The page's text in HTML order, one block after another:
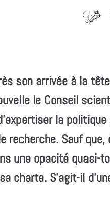
son arrivée à la
le Conseil
la
recherche. Sauf
une opacité quasi-
charte. S’agit-il